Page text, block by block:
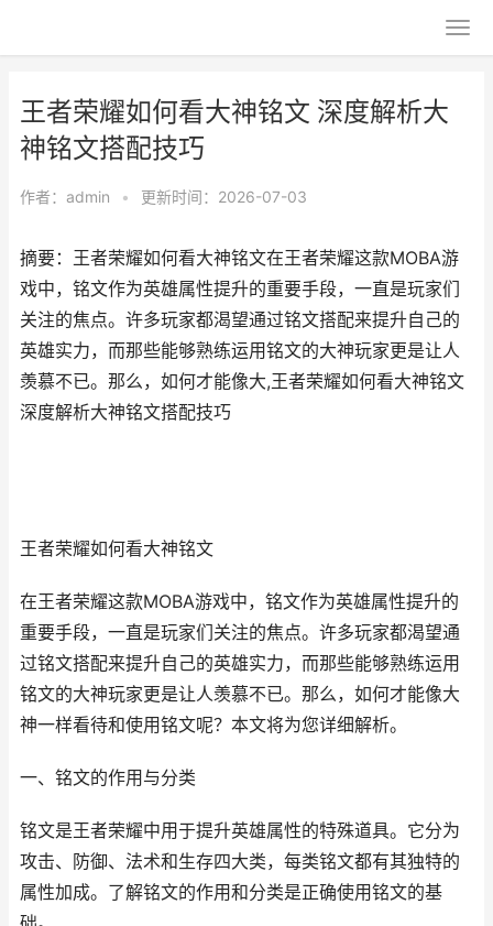
王者荣耀如何看大神铭文 深度解析大
神铭文搭配技巧
作者： admin • 更新时间：2026-07-03
摘要：王者荣耀如何看大神铭文在王者荣耀这款MOBA游
戏中，铭文作为英雄属性提升的重要手段，一直是玩家们
关注的焦点。许多玩家都渴望通过铭文搭配来提升自己的
英雄实力，而那些能够熟练运用铭文的大神玩家更是让人
羡慕不已。那么，如何才能像大,王者荣耀如何看大神铭文
深度解析大神铭文搭配技巧
王者荣耀如何看大神铭文
在王者荣耀这款MOBA游戏中，铭文作为英雄属性提升的
重要手段，一直是玩家们关注的焦点。许多玩家都渴望通
过铭文搭配来提升自己的英雄实力，而那些能够熟练运用
铭文的大神玩家更是让人羡慕不已。那么，如何才能像大
神一样看待和使用铭文呢？本文将为您详细解析。
一、铭文的作用与分类
铭文是王者荣耀中用于提升英雄属性的特殊道具。它分为
攻击、防御、法术和生存四大类，每类铭文都有其独特的
属性加成。了解铭文的作用和分类是正确使用铭文的基